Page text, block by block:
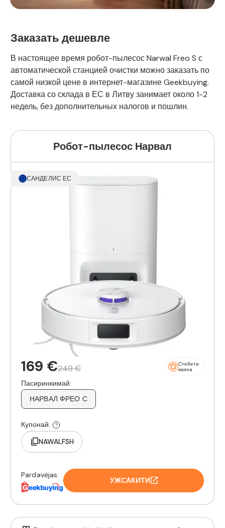
Заказать дешевле
В настоящее время робот-пылесос Narwal Freo S с
автоматической станцией очистки можно заказать по
самой низкой цене в интернет-магазине Geekbuying.
Доставка со склада в ЕС в Литву занимает около 1-2
недель, без дополнительных налогов и пошлин.
Робот-пылесос Нарвал
САНДЕЛИС ЕС
169 €249 €
Стебети
каина
Пасиринкимай:
НАРВАЛ ФРЕО С
Купонай:
NAWALFSH
Pardavėjas:
УЖСАКИТИ